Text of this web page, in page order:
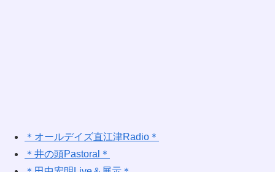
＊オールデイズ直江津Radio＊
＊井の頭Pastoral＊